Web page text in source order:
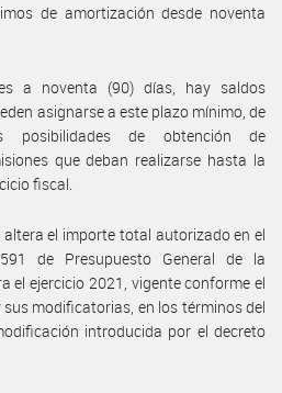
de amortización desde noventa
a noventa (90) días, hay saldos
asignarse a este plazo mínimo, de
de obtención de
que deban realizarse hasta la
fiscal.
el importe total autorizado en el
de Presupuesto General de la
el ejercicio 2021, vigente conforme el
modificatorias, en los términos del
introducida por el decreto